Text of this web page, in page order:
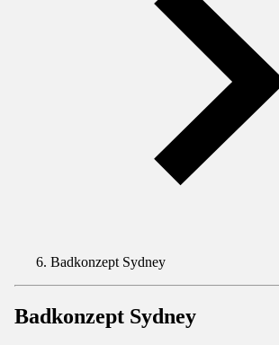
Badkonzept Sydney
Badkonzept Sydney